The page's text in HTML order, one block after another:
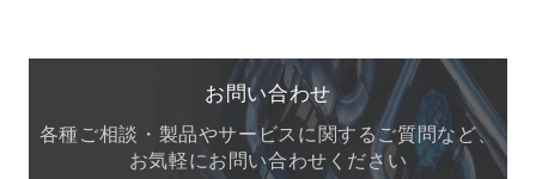
お問い合わせ
各種ご相談・製品やサービスに関するご質問など、
お気軽にお問い合わせください